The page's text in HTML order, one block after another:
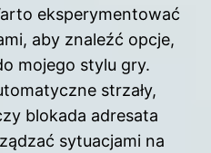
eksperymentować
aby znaleźć opcje,
mojego stylu gry.
strzały,
blokada adresata
sytuacjami na